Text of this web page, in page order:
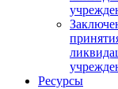
Ресурсы